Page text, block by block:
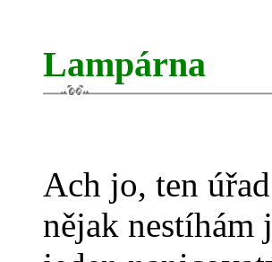
Lampárna
Ach jo, ten
nějak nestíhám